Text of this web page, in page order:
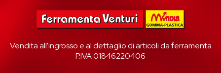
Vendita all'ingrosso e al dettaglio di articoli da ferramenta
P.IVA 01846220406